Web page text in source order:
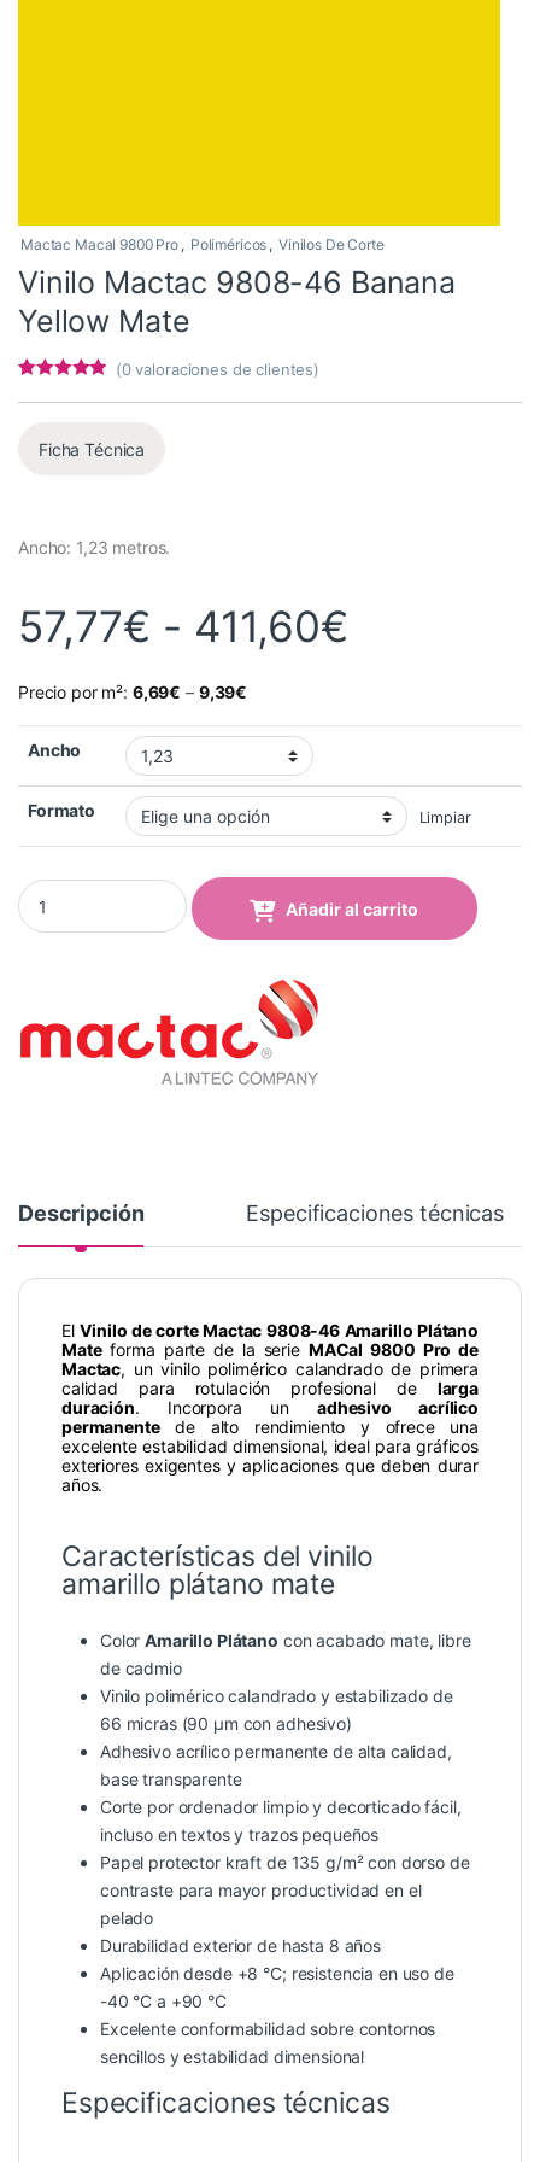
Mactac Macal 9800 Pro , Poliméricos , Vinilos De Corte
Vinilo Mactac 9808-46 Banana
Yellow Mate
valoracione
s de
(0valoraciones de clientes)
Ficha Técnica
Ancho: 1,23 metros.
57,77€ - 411,60€
Precio por m²: 6,69€ – 9,39€
Ancho
Formato Limpiar
Vinilo Mactac 9808-46 Banana Yellow Mate quantity
Añadir al carrito
Descripción Especificaciones técnicas
ElVinilo de corte Mactac 9808-46 Amarillo Plátano
Mateforma parte de la serie MACal 9800 Pro de
Mactac, un vinilo polimérico calandrado de primera
calidad para rotulación profesional de larga
duración. Incorpora un adhesivo acrílico
permanentede alto rendimiento y ofrece una
excelente estabilidad dimensional, ideal para gráficos
exteriores exigentes y aplicaciones que deben durar
años.
Características del vinilo
amarillo plátano mate
ColorAmarillo Plátano con acabado mate, libre
de cadmio
Vinilo polimérico calandrado y estabilizado de
66 micras (90 µm con adhesivo)
Adhesivo acrílico permanente de alta calidad,
base transparente
Corte por ordenador limpio y decorticado fácil,
incluso en textos y trazos pequeños
Papel protector kraft de 135 g/m² con dorso de
contraste para mayor productividad en el
pelado
Durabilidad exterior de hasta 8 años
Aplicación desde +8 °C; resistencia en uso de
-40 °C a +90 °C
Excelente conformabilidad sobre contornos
sencillos y estabilidad dimensional
Especificaciones técnicas